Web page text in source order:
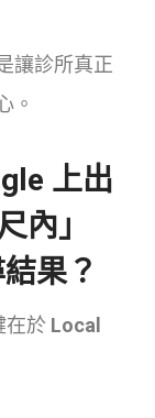
讓診所真正
。
上出
內」
果？
在於 Local